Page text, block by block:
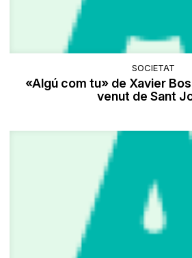
SOCIETAT
«Algú com tu» de Xavier
venut de Sant